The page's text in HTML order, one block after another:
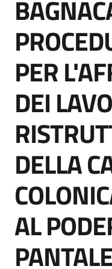
Supporto
Piattaforme
telematiche
English
site
Seguici
PER
DEI
DELLA
AL